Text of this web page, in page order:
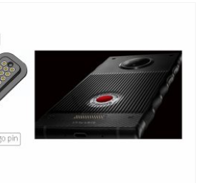
，赋能AI集群，实现超低延迟与海量数据的高效传导